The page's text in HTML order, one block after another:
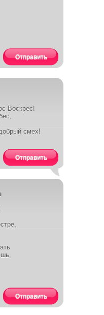
Отправить
Воскрес!
смех!
Отправить
Отправить